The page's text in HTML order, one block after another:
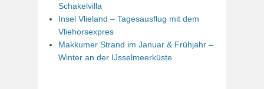
Schakelvilla
Insel Vlieland – Tagesausflug mit dem
Vliehorsexpres
Makkumer Strand im Januar & Frühjahr –
Winter an der IJsselmeerküste